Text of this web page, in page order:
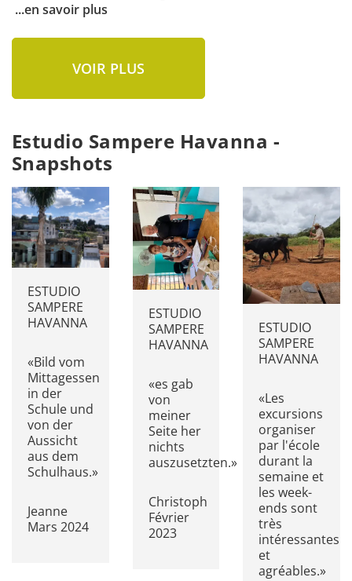
...en savoir plus
VOIR PLUS
Estudio Sampere Havanna -
Snapshots
ESTUDIO
SAMPERE
HAVANNA
«Bild vom
Mittagessen
in der
Schule und
von der
Aussicht
aus dem
Schulhaus.»
Jeanne
Mars 2024
ESTUDIO
SAMPERE
HAVANNA
«es gab
von
meiner
Seite her
nichts
auszusetzten.»
Christoph
Février
2023
ESTUDIO
SAMPERE
HAVANNA
«Les
excursions
organiser
par l'école
durant la
semaine et
les week-
ends sont
très
intéressantes
et
agréables.»